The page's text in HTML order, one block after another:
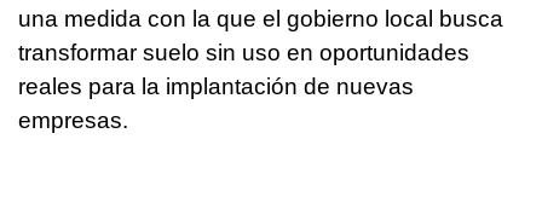
una medida con la que el gobierno local busca
transformar suelo sin uso en oportunidades
reales para la implantación de nuevas
empresas.